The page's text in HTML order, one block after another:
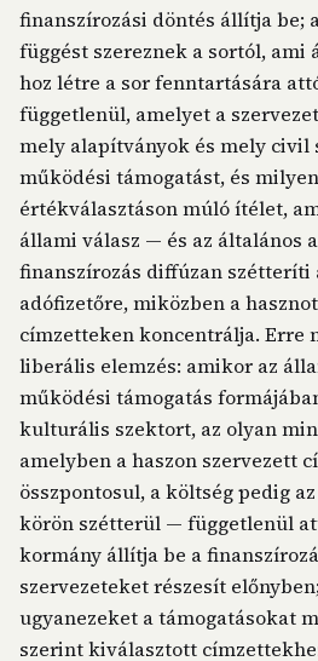
finanszírozási döntés állítja be;
függést szereznek a sortól,
hoz létre a sor fenntartására
függetlenül, amelyet a
mely alapítványok és mely civil
működési támogatást, és
értékválasztáson múló ítélet,
állami válasz — és az általános
finanszírozás diffúzan szétteríti
adófizetőre, miközben a
címzetteken koncentrálja. Erre
liberális elemzés: amikor az
működési támogatás
kulturális szektort, az olyan
amelyben a haszon szervezett
összpontosul, a költség pedig
körön szétterül — függetlenül
kormány állítja be a
szervezeteket részesít
ugyanezeket a támogatásokat
szerint kiválasztott